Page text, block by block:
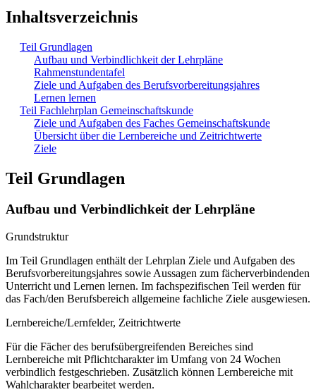
Inhaltsverzeichnis
Teil Grundlagen
Aufbau und Verbindlichkeit der Lehrpläne
Rahmenstundentafel
Ziele und Aufgaben des Berufsvorbereitungsjahres
Lernen lernen
Teil Fachlehrplan Gemeinschaftskunde
Ziele und Aufgaben des Faches Gemeinschaftskunde
Übersicht über die Lernbereiche und Zeitrichtwerte
Ziele
Teil Grundlagen
Aufbau und Verbindlichkeit der Lehrpläne
Grundstruktur
Im Teil Grundlagen enthält der Lehrplan Ziele und Aufgaben des
Berufsvorbereitungsjahres sowie Aussagen zum fächerverbindenden
Unterricht und Lernen lernen. Im fachspezifischen Teil werden für
das Fach/den Berufsbereich allgemeine fachliche Ziele ausgewiesen.
Lernbereiche/Lernfelder, Zeitrichtwerte
Für die Fächer des berufsübergreifenden Bereiches sind
Lernbereiche mit Pflichtcharakter im Umfang von 24 Wochen
verbindlich festgeschrieben. Zusätzlich können Lernbereiche mit
Wahlcharakter bearbeitet werden.